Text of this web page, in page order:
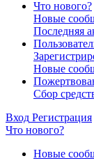
Что нового?
Новые
Последняя
Новые
Сбор
Вход Регистрация
Что нового?
Новые